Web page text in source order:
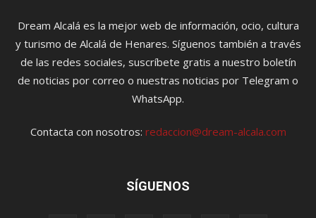
Dream Alcalá es la mejor web de información, ocio, cultura
y turismo de Alcalá de Henares. Síguenos también a través
de las redes sociales, suscríbete gratis a nuestro boletín
de noticias por correo o nuestras noticias por Telegram o
WhatsApp.
Contacta con nosotros: redaccion@dream-alcala.com
SÍGUENOS